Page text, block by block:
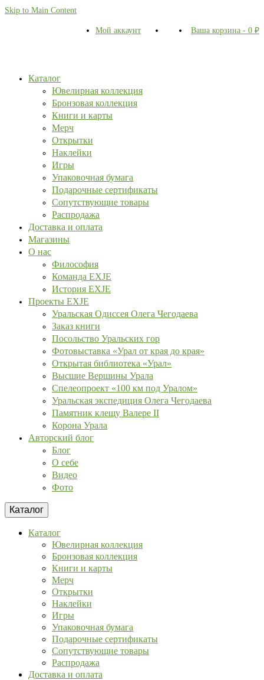
Skip to Main Content
Мой аккаунт Ваша корзина - 0 ₽
Каталог
Ювелирная коллекция
Бронзовая коллекция
Книги и карты
Мерч
Открытки
Наклейки
Игры
Упаковочная бумага
Подарочные сертификаты
Сопутствующие товары
Распродажа
Доставка и оплата
Магазины
О нас
Философия
Команда EXJE
История EXJE
Проекты EXJE
Уральская Одиссея Олега Чегодаева
Заказ книги
Посольство Уральских гор
Фотовыставка «Урал от края до края»
Открытая библиотека «Урал»
Высшие Вершины Урала
Спелеопроект «100 км под Уралом»
Уральская экспедиция Олега Чегодаева
Памятник клещу Валере II
Корона Урала
Авторский блог
Блог
О себе
Видео
Фото
Каталог
Каталог
Ювелирная коллекция
Бронзовая коллекция
Книги и карты
Мерч
Открытки
Наклейки
Игры
Упаковочная бумага
Подарочные сертификаты
Сопутствующие товары
Распродажа
Доставка и оплата